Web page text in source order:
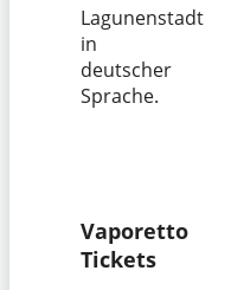
Lagunenstadt
in
deutscher
Sprache.
Vaporetto
Tickets